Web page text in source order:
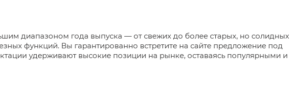
диапазоном года выпуска — от свежих до более старых, но солидных
функций. Вы гарантированно встретите на сайте предложение под
удерживают высокие позиции на рынке, оставаясь популярными и